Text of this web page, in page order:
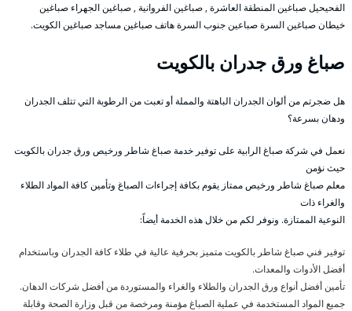
الفحيحيل صباغين المنطقة العاشرة , صباغين الفروانية , صباغين الجهراء صباغين
خيطان صباغين السرة صباعين جنوب السرة هاتف صباغين مساجد صباغين الكويت.
صباغ ورق جدران بالكويت
هل ضجرتم من ألوان الجدران الباهتة والمملة أو تعبت من الرطوبة التي تتلف الجدران
ودهان بسرعة؟
نعمل في شركة صباغ الرابية على توفير خدمة صباغ شاطر ورخيص ورق جدران بالكويت
حيث نؤمن
معلم صباغ شاطر ورخيص ممتاز يقوم بكافة إجراءات الصباغ وتأمين كافة المواد الطلاء
والغراء ذات
النوعية الممتازة. ونوفر لكم من خلال هذه الخدمة أيضاً:
توفير فني صباغ شاطر بالكويت متميز بحرفية عالية في طلاء كافة الجدران وباستخدام
أفضل الأدوات والمعدات.
تأمين أفضل أنواع ورق الجدران والطلاء والغراء والمستوردة من أفضل شركات الدهان.
جميع المواد المستخدمة في عملية الصباغ مؤمنة ومرخصة من قبل وزارة الصحة وقابلة